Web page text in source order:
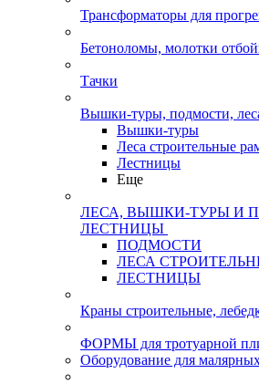
Трансформаторы для
Бетоноломы, молотки
Тачки
Вышки-туры, подмости,
Вышки-туры
Леса строительные
Лестницы
Еще
ЛЕСА, ВЫШКИ-ТУРЫ И
ЛЕСТНИЦЫ
ПОДМОСТИ
ЛЕСА
ЛЕСТНИЦЫ
Краны строительные,
ФОРМЫ для тротуарной
Оборудование для